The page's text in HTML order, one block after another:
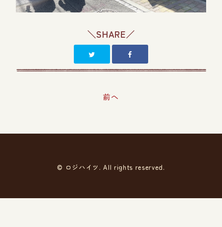
＼SHARE／
前へ
© ロジハイツ. All rights reserved.